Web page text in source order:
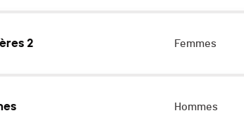
2 Femmes
Hommes